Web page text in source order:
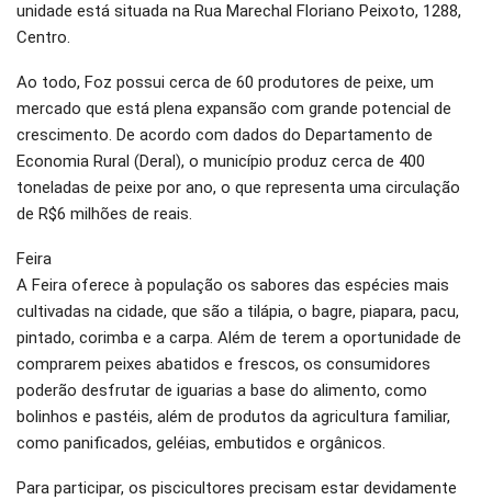
unidade está situada na Rua Marechal Floriano Peixoto, 1288,
Centro.
Ao todo, Foz possui cerca de 60 produtores de peixe, um
mercado que está plena expansão com grande potencial de
crescimento. De acordo com dados do Departamento de
Economia Rural (Deral), o município produz cerca de 400
toneladas de peixe por ano, o que representa uma circulação
de R$6 milhões de reais.
Feira
A Feira oferece à população os sabores das espécies mais
cultivadas na cidade, que são a tilápia, o bagre, piapara, pacu,
pintado, corimba e a carpa. Além de terem a oportunidade de
comprarem peixes abatidos e frescos, os consumidores
poderão desfrutar de iguarias a base do alimento, como
bolinhos e pastéis, além de produtos da agricultura familiar,
como panificados, geléias, embutidos e orgânicos.
Para participar, os piscicultores precisam estar devidamente